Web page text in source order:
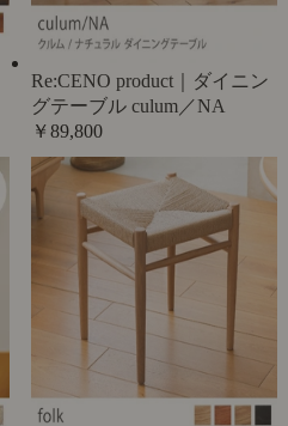
Re:CENO product｜ダイニン
グテーブル culum／NA
￥89,800